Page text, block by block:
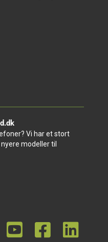
Vi har et stort
modeller til